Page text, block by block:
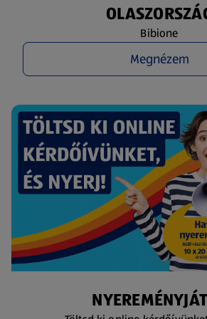
Bibione
Megnézem